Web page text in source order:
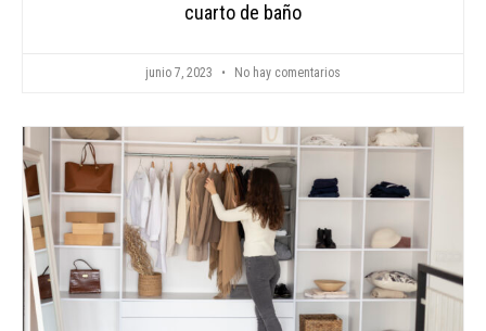
cuarto de baño
junio 7, 2023 No hay comentarios